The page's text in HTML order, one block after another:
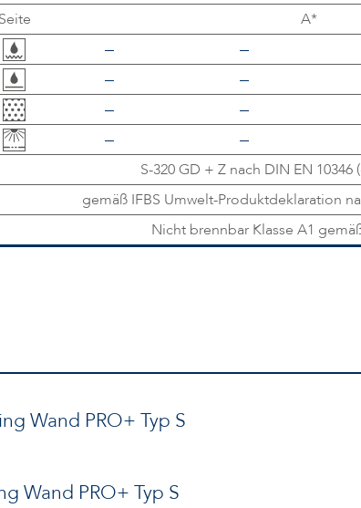
Seite
A*
S-320 GD + Z nach DIN EN
gemäß IFBS Umwelt-Produktdeklaration
Nicht brennbar Klasse A1
Wand PRO+ Typ S
Wand PRO+ Typ S